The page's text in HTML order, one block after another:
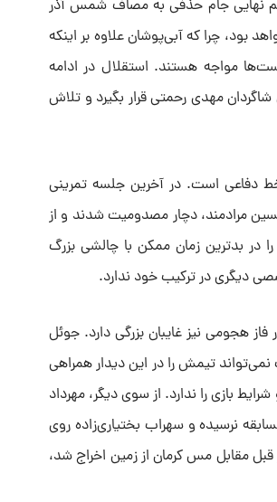
نهایی جام حذفی به مصاف شمس آذر
بود، چرا که آبی‌پوشان علاوه بر اینکه
مواجه هستند. استقلال در ادامه
مهدی رحمتی قرار بگیرد و تلاش
دفاعی است. در آخرین جلسه تمرینی
مرادمند، دچار مصدومیت شدند و از
در بدترین زمان ممکن با چالشی بزرگ
دیگری در ترکیب خود ندارد.
هجومی نیز غایبان بزرگی دارد. جوئل
تیمش را در این دیدار همراهی
بازی را ندارد. از سوی دیگر، مهرداد
نرسیده و سهراب بختیاری‌زاده روی
قبل مقابل مس کرمان از زمین اخراج شد،